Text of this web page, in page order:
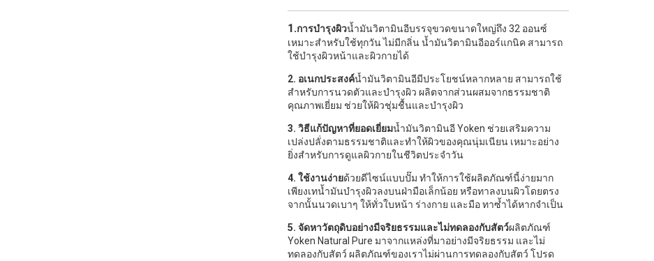
1.การบำรุงผิวน้ำมันวิตามินอีบรรจุขวดขนาดใหญ่ถึง 32 ออนซ์
เหมาะสำหรับใช้ทุกวัน ไม่มีกลิ่น น้ำมันวิตามินอีออร์แกนิค สามารถ
ใช้บำรุงผิวหน้าและผิวกายได้
2. อเนกประสงค์น้ำมันวิตามินอีมีประโยชน์หลากหลาย สามารถใช้
สำหรับการนวดตัวและบำรุงผิว ผลิตจากส่วนผสมจากธรรมชาติ
คุณภาพเยี่ยม ช่วยให้ผิวชุ่มชื้นและบำรุงผิว
3. วิธีแก้ปัญหาที่ยอดเยี่ยมน้ำมันวิตามินอี Yoken ช่วยเสริมความ
เปล่งปลั่งตามธรรมชาติและทำให้ผิวของคุณนุ่มเนียน เหมาะอย่าง
ยิ่งสำหรับการดูแลผิวกายในชีวิตประจำวัน
4. ใช้งานง่ายด้วยดีไซน์แบบปั๊ม ทำให้การใช้ผลิตภัณฑ์นี้ง่ายมาก
เพียงเทน้ำมันบำรุงผิวลงบนฝ่ามือเล็กน้อย หรือทาลงบนผิวโดยตรง
จากนั้นนวดเบาๆ ให้ทั่วใบหน้า ร่างกาย และมือ ทาซ้ำได้หากจำเป็น
5. จัดหาวัตถุดิบอย่างมีจริยธรรมและไม่ทดลองกับสัตว์ผลิตภัณฑ์
Yoken Natural Pure มาจากแหล่งที่มาอย่างมีจริยธรรม และไม่
ทดลองกับสัตว์ ผลิตภัณฑ์ของเราไม่ผ่านการทดลองกับสัตว์ โปรด